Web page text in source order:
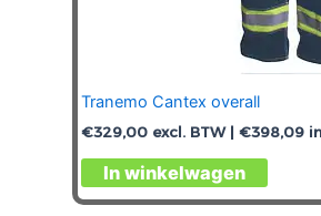
Tranemo Cantex overall
€329,00 excl. BTW | €398,09
In winkelwagen
Dit
product